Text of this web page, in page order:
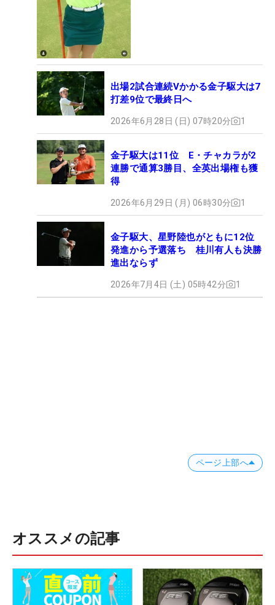
出場2試合連続Vかかる金子駆大は7
打差9位で最終日へ
2026年6月28日 (日) 07時20分 1
金子駆大は11位 E・チャカラが2
連勝で通算3勝目、全英出場権も獲
得
2026年6月29日 (月) 06時30分 1
金子駆大、星野陸也がともに12位
発進から予選落ち 桂川有人も決勝
進出ならず
2026年7月4日 (土) 05時42分 1
ページ上部へ
オススメの記事